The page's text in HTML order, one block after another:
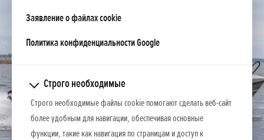
Заявление о файлах cookie
Политика конфиденциальности Googleopens in a new tab
Строго необходимые
Строго необходимые файлы cookie помогают сделать веб-сайт
более удобным для навигации, обеспечивая основные
функции, такие как навигация по страницам и доступ к